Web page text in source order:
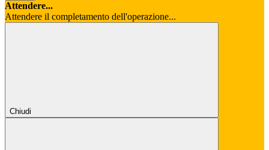
Attendere...
Attendere il completamento dell'operazione...
Chiudi